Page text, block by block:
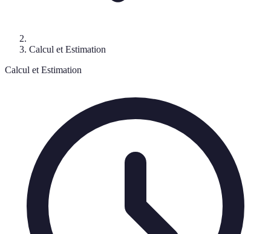
Calcul et Estimation
Calcul et Estimation